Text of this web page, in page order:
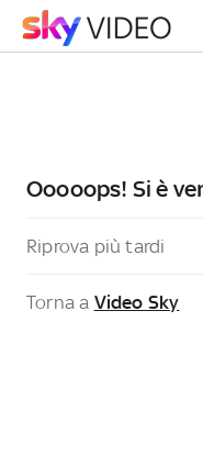
Ooooops! Si è
Riprova più tardi
Torna a Video Sky